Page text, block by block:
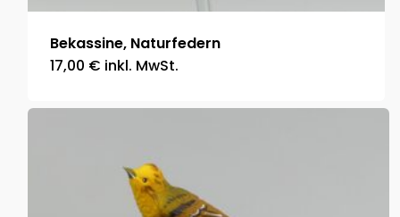
Bekassine, Naturfedern
17,00 € inkl. MwSt.